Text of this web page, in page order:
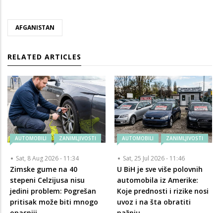
AFGANISTAN
RELATED ARTICLES
AUTOMOBILI ZANIMLJIVOSTI
Sat, 8 Aug 2026 - 11:34
Zimske gume na 40
stepeni Celzijusa nisu
jedini problem: Pogrešan
pritisak može biti mnogo
AUTOMOBILI ZANIMLJIVOSTI
Sat, 25 Jul 2026 - 11:46
U BiH je sve više polovnih
automobila iz Amerike:
Koje prednosti i rizike nosi
uvoz i na šta obratiti